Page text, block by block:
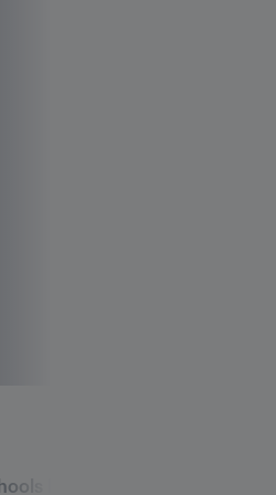
launch, Comoros